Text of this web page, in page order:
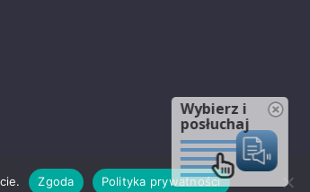
Zgoda Polityka prywatności
Wybierz i
posłuchaj